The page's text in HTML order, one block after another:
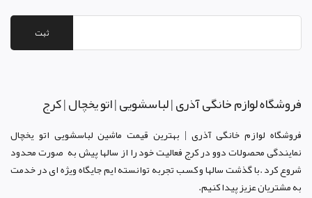
ثبت
فروشگاه لوازم خانگی آذری | لباسشویی | اتو یخچال | کرج
فروشگاه لوازم خانگی آذری | بهترین قیمت ماشین لباسشویی اتو یخچال
نمایندگی محصولات دوو در کرجفعالیت خود را از سالها پیش به صورت محدود
شروع کرد .با گذشت سالها و کسب تجربه توانسته ایم جایگاه ویژه ای در خدمت
به مشتریان عزیز پیدا کنیم.